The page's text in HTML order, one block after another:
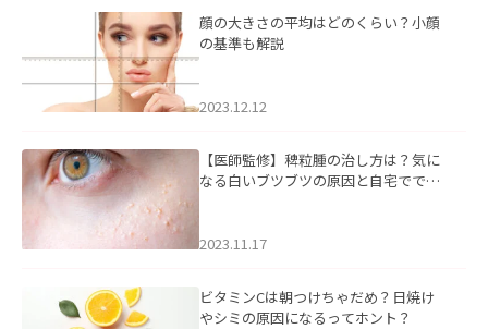
顔の大きさの平均はどのくらい？小顔
の基準も解説
2023.12.12
【医師監修】稗粒腫の治し方は？気に
なる白いブツブツの原因と自宅ででき
2023.11.17
ビタミンCは朝つけちゃだめ？日焼け
やシミの原因になるってホント？